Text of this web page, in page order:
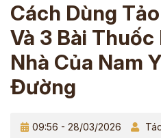
Cách Dùng
Và 3 Bài
Nhà Của Nam
Đường
09:56 - 28/03/2026